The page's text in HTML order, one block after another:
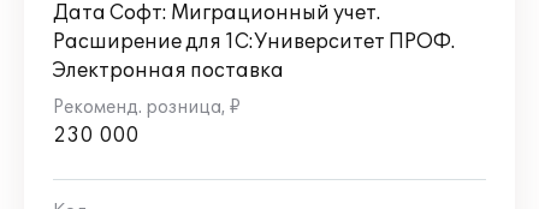
Дата Софт: Миграционный учет.
Расширение для 1С:Университет ПРОФ.
Электронная поставка
230 000